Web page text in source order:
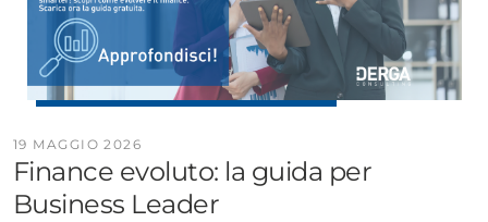
19 MAGGIO 2026
Finance evoluto: la guida per
Business Leader